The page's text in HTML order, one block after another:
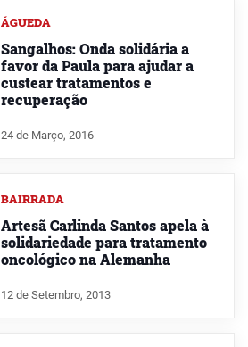
ÁGUEDA
Sangalhos: Onda solidária a
favor da Paula para ajudar a
custear tratamentos e
recuperação
24 de Março, 2016
BAIRRADA
Artesã Carlinda Santos apela à
solidariedade para tratamento
oncológico na Alemanha
12 de Setembro, 2013